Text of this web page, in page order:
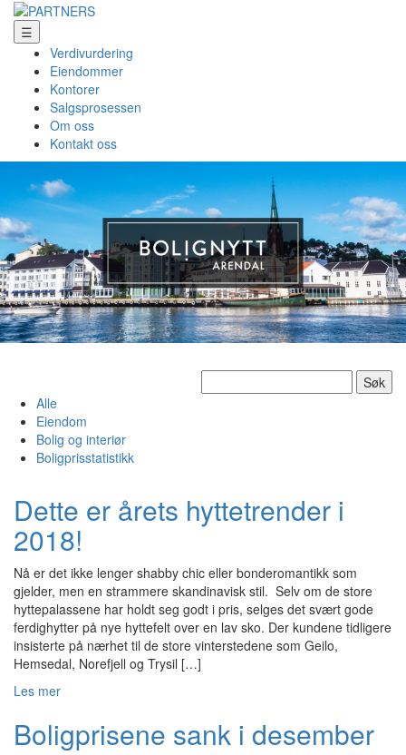
☰
Verdivurdering
Eiendommer
Kontorer
Salgsprosessen
Om oss
Kontakt oss
etter:
Alle
Eiendom
Bolig og interiør
Boligprisstatistikk
Dette er årets hyttetrender i
2018!
Nå er det ikke lenger shabby chic eller bonderomantikk som
gjelder, men en strammere skandinavisk stil. Selv om de store
hyttepalassene har holdt seg godt i pris, selges det svært gode
ferdighytter på nye hyttefelt over en lav sko. Der kundene tidligere
insisterte på nærhet til de store vinterstedene som Geilo,
Hemsedal, Norefjell og Trysil […]
Les mer
Boligprisene sank i desember